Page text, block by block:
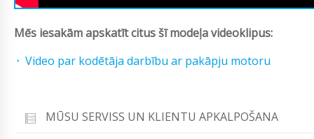
Mēs iesakām apskatīt citus šī modeļa videoklipus:
Video par kodētāja darbību ar pakāpju motoru
MŪSU SERVISS UN KLIENTU APKALPOŠANA